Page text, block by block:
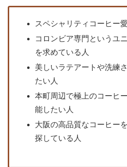
スペシャリティコーヒー
コロンビア専門というユ
を求めている人
美しいラテアートや洗練
たい人
本町周辺で極上のコーヒ
能したい人
大阪の高品質なコーヒー
探している人